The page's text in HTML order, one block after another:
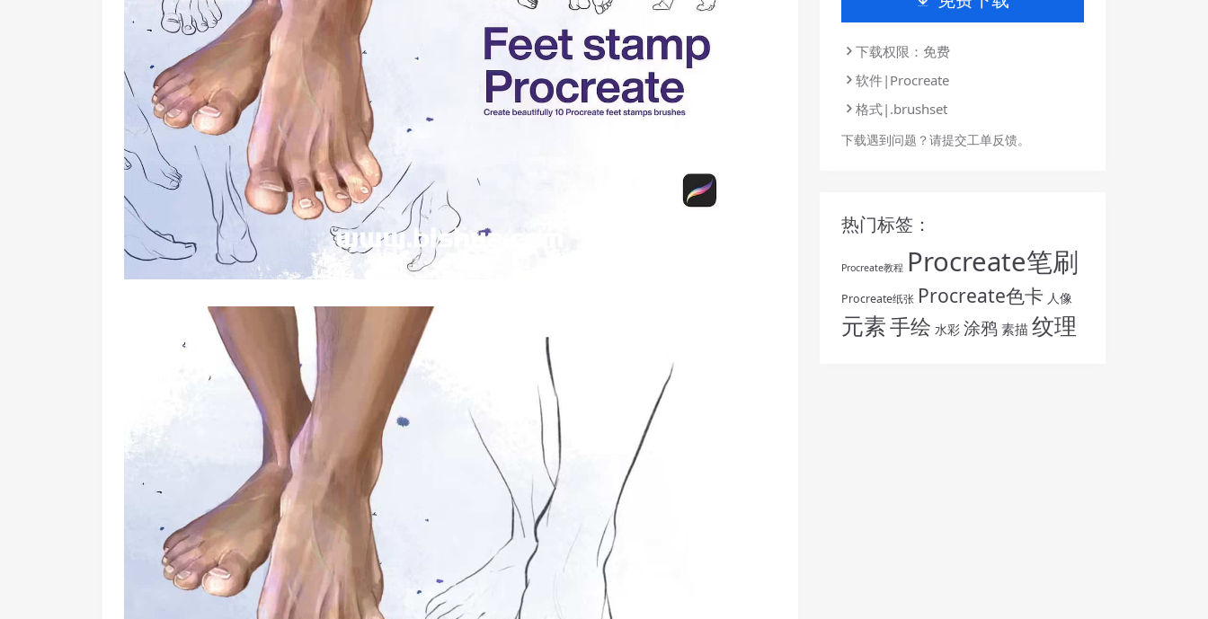
下载权限：免费
软件|Procreate
格式|.brushset
下载遇到问题？请提交工单反馈。
热门标签：
Procreate教程 Procreate笔刷
Procreate纸张 Procreate色卡 人像
元素手绘 水彩 涂鸦 素描 纹理